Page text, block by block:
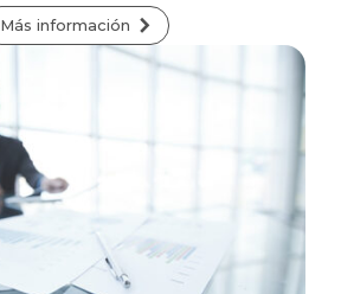
Más información